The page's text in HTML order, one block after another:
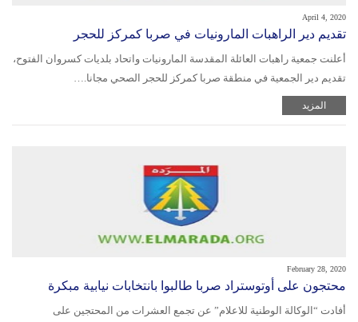
April 4, 2020
‫تقديم دير الراهبات المارونيات في صربا كمركز للحجر‬
‫أعلنت جمعية راهبات العائلة المقدسة المارونيات واتحاد بلديات كسروان الفتوح،
تقديم دير الجمعية في منطقة صربا كمركز للحجر الصحي مجانا.‬…
المزيد
February 28, 2020
محتجون على أوتوستراد صربا طالبوا بانتخابات نيابية مبكرة
أفادت “الوكالة الوطنية للاعلام” عن تجمع العشرات من المحتجين على